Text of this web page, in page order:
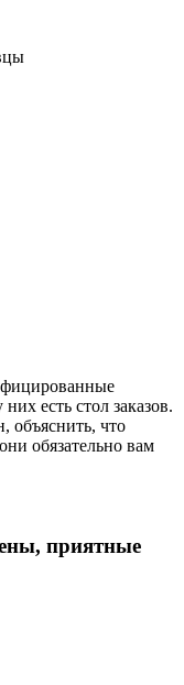
есть стол заказов.
объяснить, что
обязательно вам
приятные